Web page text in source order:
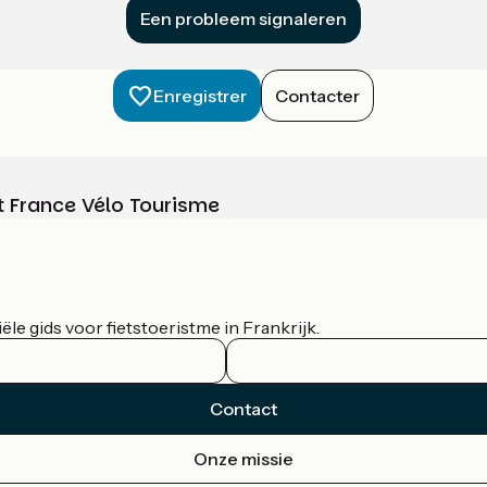
Een probleem signaleren
Enregistrer Contacter
Vélo Tourisme
gids voor fietstoeristme in Frankrijk.
Contact
Onze missie